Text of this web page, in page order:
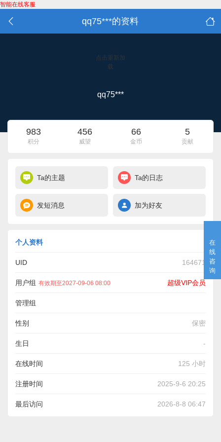
智能在线客服
在
线
咨
询
qq75***的资料
点击重新加
载
qq75***
983
积分
456
威望
66
金币
5
贡献
Ta的主题 Ta的日志
发短消息 加为好友
个人资料
UID 164671
用户组 有效期至2027-09-06 08:00 超级VIP会员
管理组
性别 保密
生日 -
在线时间 125 小时
注册时间 2025-9-6 20:25
最后访问 2026-8-8 06:47